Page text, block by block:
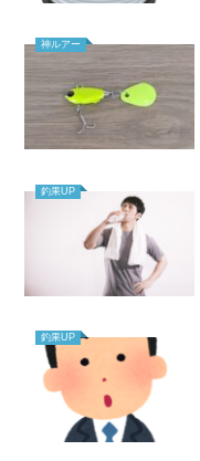
神ルアー
釣果UP
釣果UP